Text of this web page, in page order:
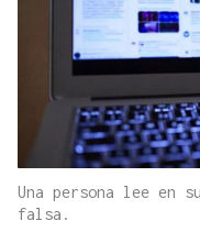
Una persona lee en
falsa.